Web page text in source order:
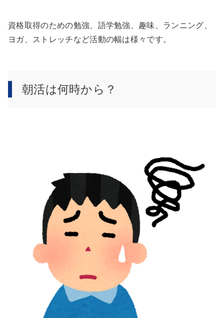
資格取得のための勉強、語学勉強、趣味、ランニング、
ヨガ、ストレッチなど活動の幅は様々です。
朝活は何時から？